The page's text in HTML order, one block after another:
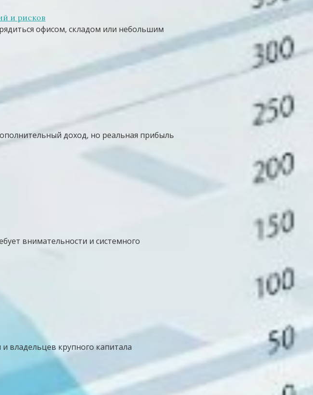
и рисков
офисом, складом или небольшим
доход, но реальная прибыль
внимательности и системного
владельцев крупного капитала